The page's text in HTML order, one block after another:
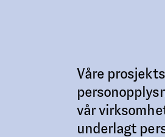
Våre
vår
underlagt